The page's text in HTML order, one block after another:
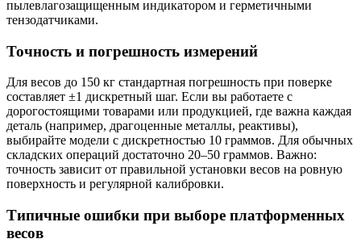
пылевлагозащищенным индикатором и герметичными
тензодатчиками.
Точность и погрешность измерений
Для весов до 150 кг стандартная погрешность при поверке
составляет ±1 дискретный шаг. Если вы работаете с
дорогостоящими товарами или продукцией, где важна каждая
деталь (например, драгоценные металлы, реактивы),
выбирайте модели с дискретностью 10 граммов. Для обычных
складских операций достаточно 20–50 граммов. Важно:
точность зависит от правильной установки весов на ровную
поверхность и регулярной калибровки.
Типичные ошибки при выборе платформенных
весов